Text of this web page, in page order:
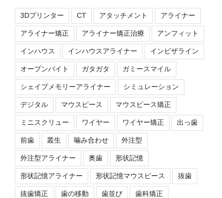
3Dプリンター CT アタッチメント アライナー
アライナー矯正 アライナー矯正治療 アンフィット
インハウス インハウスアライナー インビザライン
オープンバイト ガタガタ ガミースマイル
シェイプメモリーアライナー シミュレーション
デジタル マウスピース マウスピース矯正
ミニスクリュー ワイヤー ワイヤー矯正 出っ歯
前歯 叢生 噛み合わせ 外注型
外注型アライナー 奥歯 形状記憶
形状記憶アライナー 形状記憶マウスピース 抜歯
抜歯矯正 歯の移動 歯並び 歯科矯正